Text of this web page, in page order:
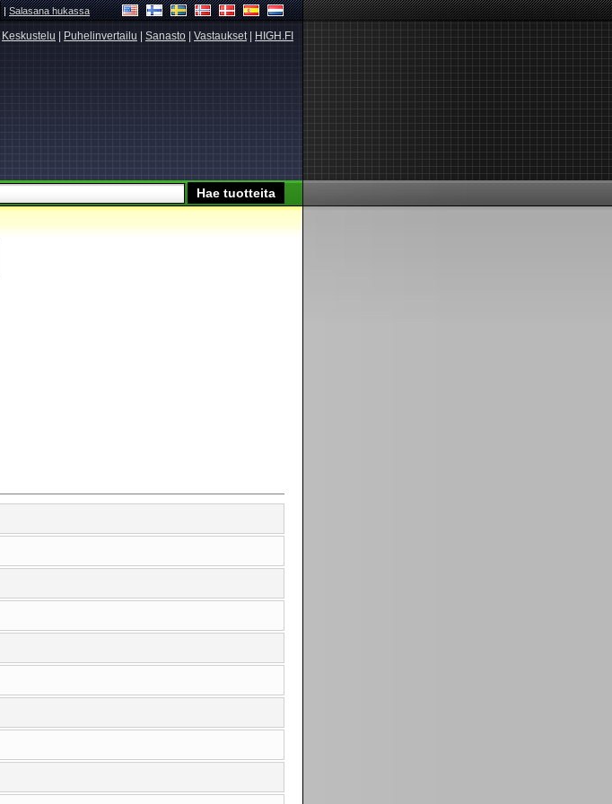
|Salasana hukassa
Keskustelu Puhelinvertailu Sanasto Vastaukset| HIGH.FI